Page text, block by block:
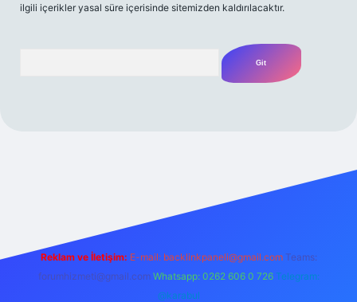
ilgili içerikler yasal süre içerisinde sitemizden kaldırılacaktır.
Reklam ve İletişim: E-mail: backlinkpaneli@gmail.com Teams:
forumhizmeti@gmail.com Whatsapp: 0262 606 0 726 Telegram:
@karabul